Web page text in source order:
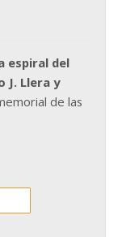
espiral del
J. Llera y
de las